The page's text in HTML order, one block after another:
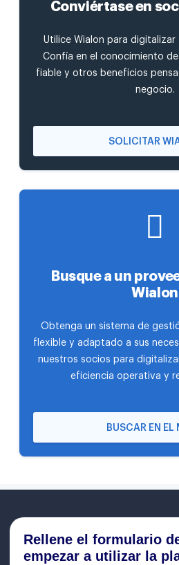
Conviértase en
Utilice Wialon para
Confía en el conocimiento
fiable y otros beneficios
negocio.
SOLICITAR
Busque a un
Wialon
Obtenga un sistema de
flexible y adaptado a sus
nuestros socios para
eficiencia operativa y
BUSCAR EN EL